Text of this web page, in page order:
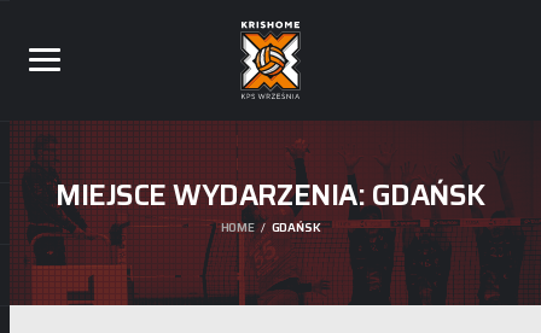
MIEJSCE WYDARZENIA:GDAŃSK
HOME GDAŃSK